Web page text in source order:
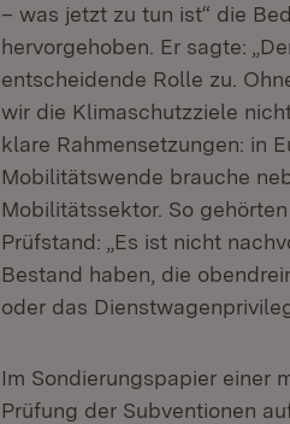
– was jetzt zu tun ist“ die
hervorgehoben. Er sagte:
entscheidende Rolle zu.
wir die Klimaschutzziele
klare Rahmensetzungen: in
Mobilitätswende brauche
Mobilitätssektor. So
Prüfstand: „Es ist nicht
Bestand haben, die
oder das
Im Sondierungspapier einer
Prüfung der Subventionen